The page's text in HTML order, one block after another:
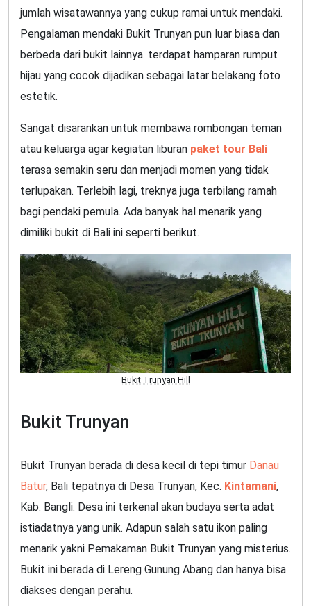
jumlah wisatawannya yang cukup ramai untuk mendaki.
Pengalaman mendaki Bukit Trunyan pun luar biasa dan
berbeda dari bukit lainnya. terdapat hamparan rumput
hijau yang cocok dijadikan sebagai latar belakang foto
estetik.
Sangat disarankan untuk membawa rombongan teman
atau keluarga agar kegiatan liburan paket tour Bali
terasa semakin seru dan menjadi momen yang tidak
terlupakan. Terlebih lagi, treknya juga terbilang ramah
bagi pendaki pemula. Ada banyak hal menarik yang
dimiliki bukit di Bali ini seperti berikut.
Bukit Trunyan Hill
Bukit Trunyan
Bukit Trunyan berada di desa kecil di tepi timur Danau
Batur, Bali tepatnya di Desa Trunyan, Kec. Kintamani,
Kab. Bangli. Desa ini terkenal akan budaya serta adat
istiadatnya yang unik. Adapun salah satu ikon paling
menarik yakni Pemakaman Bukit Trunyan yang misterius.
Bukit ini berada di Lereng Gunung Abang dan hanya bisa
diakses dengan perahu.